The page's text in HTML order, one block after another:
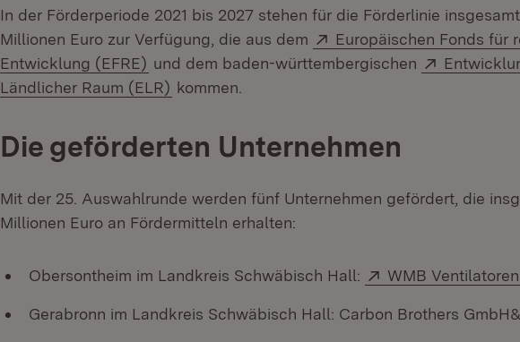
In der Förderperiode 2021 bis 2027 stehen für die Förderlinie
Millionen Euro zur Verfügung, die aus dem
Extern:
Europäischen Fonds für
Entwicklung (EFRE) (Öffnet in neuem Fenster)
und dem baden-württembergischen Extern:
Ländlicher Raum (ELR) (Öffnet in neuem Fenster)
kommen.
Die geförderten Unternehmen
Mit der 25. Auswahlrunde werden fünf Unternehmen gefördert, die
Millionen Euro an Fördermitteln erhalten:
Obersontheim im Landkreis Schwäbisch Hall: Extern:
WMB Ventilatoren
Gerabronn im Landkreis Schwäbisch Hall: Carbon Brothers